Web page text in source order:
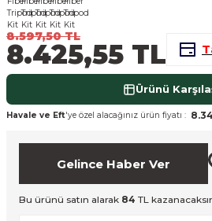
Cihazları
8.597,50 TL
8.425,55 TL
Ürünü
Havale ve Eft'ye özel alacağınız ürün fiyatı :
Gelince Haber Ver
Bu ürünü satın alarak 84 TL